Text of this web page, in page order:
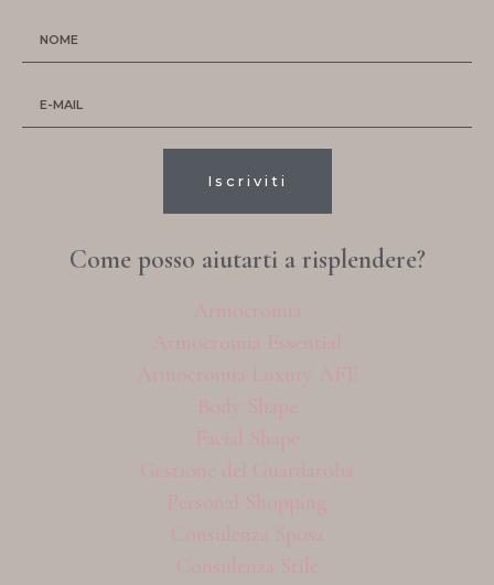
Iscriviti
Come posso aiutarti a risplendere?
Armocromia
Armocromia Essential
Armocromia Luxury AFE
Body Shape
Facial Shape
Gestione del Guardaroba
Personal Shopping
Consulenza Sposa
Consulenza Stile